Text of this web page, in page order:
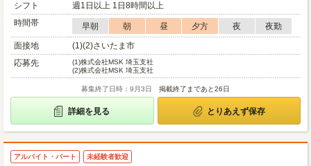
シフト
週1日以上 1日8時間以上
時間帯
早朝 朝 昼 夕方 夜
夜勤
面接地
(1)(2)さいたま市
応募先
(1)株式会社MSK 埼玉支社
(2)株式会社MSK 埼玉支社
募集終了日時：9月3日 掲載終了まであと26日
詳細を見る とりあえず保存
アルバイト・パート 未経験者歓迎